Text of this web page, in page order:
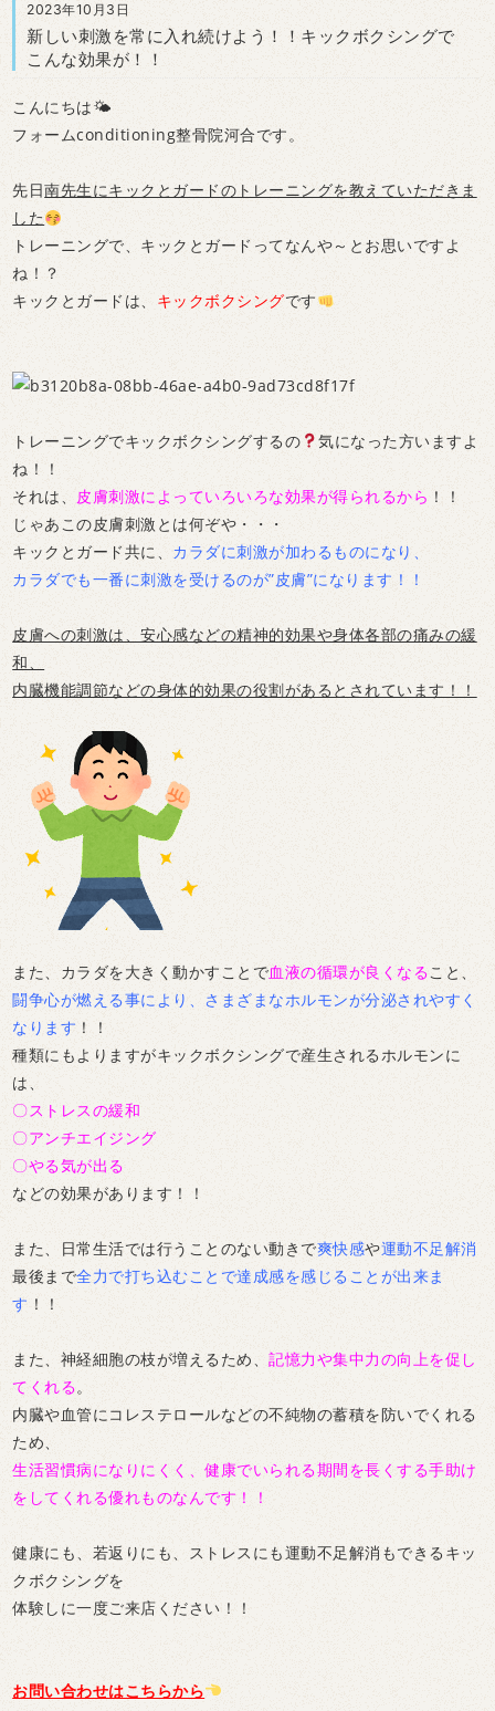
2023年10月3日
新しい刺激を常に入れ続けよう！！キックボクシングで
こんな効果が！！
こんにちは🌤
フォームconditioning整骨院河合です。
先日南先生にキックとガードのトレーニングを教えていただきま
した
トレーニングで、キックとガードってなんや～とお思いですよ
ね！？
キックとガードは、 キックボクシングです
トレーニングでキックボクシングするの
気になった方いますよ
ね！！
それは、 皮膚刺激によっていろいろな効果が得られるから ！！
じゃあこの皮膚刺激とは何ぞや・・・
キックとガード共に、 カラダに刺激が加わるものになり、
カラダでも一番に刺激を受けるのが”皮膚”になります！！
皮膚への刺激は、安心感などの精神的効果や身体各部の痛みの緩
和、
内臓機能調節などの身体的効果の役割があるとされています！！
また、カラダを大きく動かすことで血液の循環が良くなること、
闘争心が燃える事により、さまざまなホルモンが分泌されやすく
なります ！！
種類にもよりますがキックボクシングで産生されるホルモンに
は、
〇ストレスの緩和
〇アンチエイジング
〇やる気が出る
などの効果があります！！
また、日常生活では行うことのない動きで爽快感や運動不足解消
最後まで全力で打ち込むことで達成感を感じることが出来ま
す ！！
また、神経細胞の枝が増えるため、記憶力や集中力の向上を促し
てくれる。
内臓や血管にコレステロールなどの不純物の蓄積を防いでくれる
ため、
生活習慣病になりにくく、健康でいられる期間を長くする手助け
をしてくれる優れものなんです！！
健康にも、若返りにも、ストレスにも運動不足解消もできるキッ
クボクシングを
体験しに一度ご来店ください！！
お問い合わせはこちらから